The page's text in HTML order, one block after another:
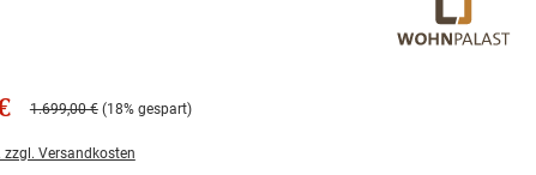
1.699,00 € (18% gespart)
zzgl. Versandkosten